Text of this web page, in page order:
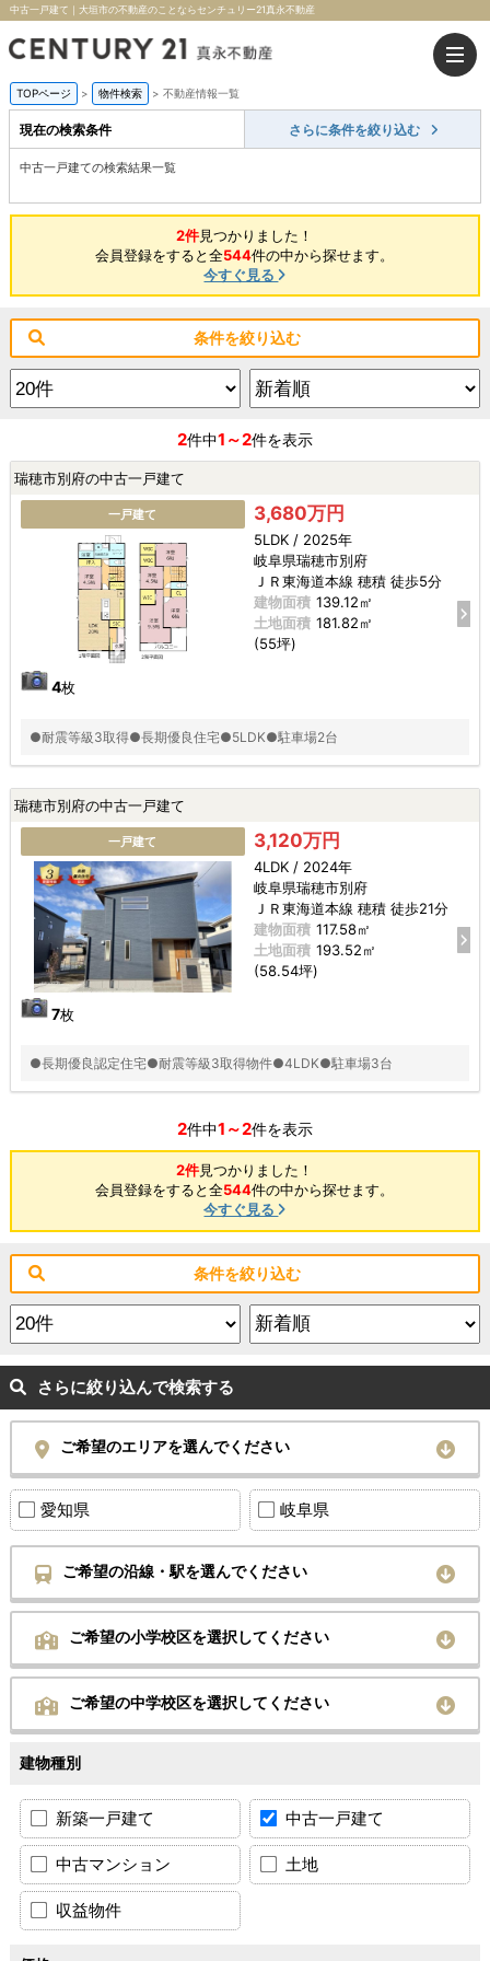
中古一戸建て｜大垣市の不動産のことならセンチュリー21真永不動産
TOPページ > 物件検索 > 不動産情報一覧
現在の検索条件 さらに条件を絞り込む
中古一戸建ての検索結果一覧
2件見つかりました！
会員登録をすると全544件の中から探せます。
今すぐ見る
条件を絞り込む
2件中1～2件を表示
瑞穂市別府の中古一戸建て
一戸建て
4枚
3,680万円
5LDK / 2025年
岐阜県瑞穂市別府
ＪＲ東海道本線 穂積 徒歩5分
建物面積 139.12㎡
土地面積 181.82㎡
(55坪)
●耐震等級3取得●長期優良住宅●5LDK●駐車場2台
瑞穂市別府の中古一戸建て
一戸建て
7枚
3,120万円
4LDK / 2024年
岐阜県瑞穂市別府
ＪＲ東海道本線 穂積 徒歩21分
建物面積 117.58㎡
土地面積 193.52㎡
(58.54坪)
●長期優良認定住宅●耐震等級3取得物件●4LDK●駐車場3台
2件中1～2件を表示
2件見つかりました！
会員登録をすると全544件の中から探せます。
今すぐ見る
条件を絞り込む
さらに絞り込んで検索する
ご希望のエリアを選んでください
愛知県 岐阜県
ご希望の沿線・駅を選んでください
ご希望の小学校区を選択してください
ご希望の中学校区を選択してください
建物種別
新築一戸建て 中古一戸建て
中古マンション 土地
収益物件